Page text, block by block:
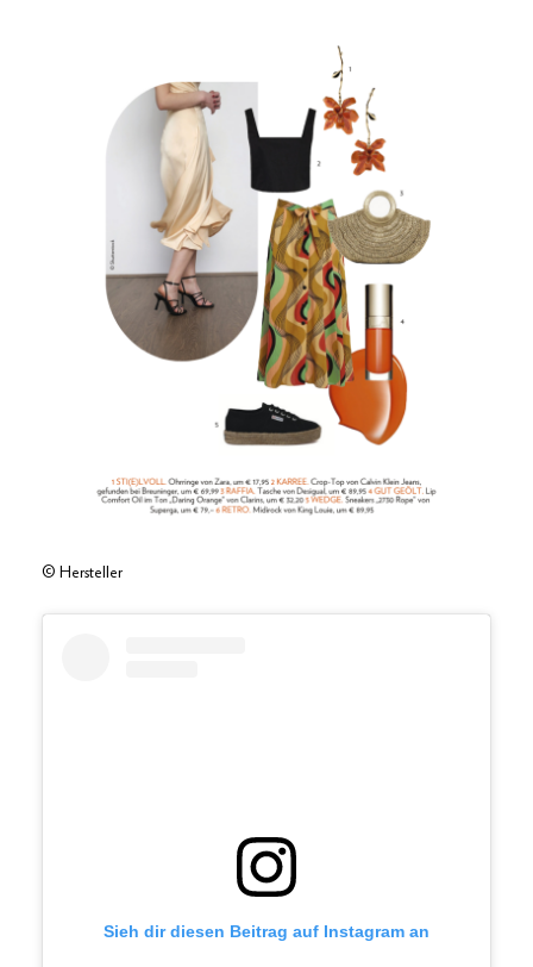
© Hersteller
Sieh dir diesen Beitrag auf Instagram an